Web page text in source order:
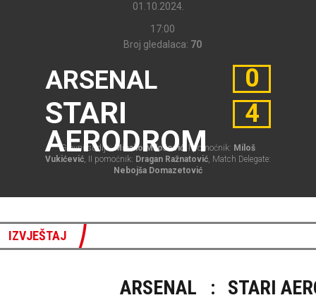
01.10.2024.
17:00
Broj gledalaca: 70
ARSENAL
STARI
AERODROM
0
4
Glavni sudija:Mihailo Milošević , I pomoćnik: Miloš
Vukićević, II pomoćnik: Dragan Ražnatović, Match Delegate:
Nebojša Domazetović
IZVJEŠTAJ
ARSENAL : STARI